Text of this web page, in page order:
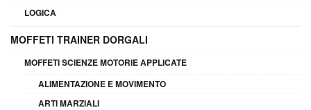
LOGICA
MOFFETI TRAINER DORGALI
MOFFETI SCIENZE MOTORIE APPLICATE
ALIMENTAZIONE E MOVIMENTO
ARTI MARZIALI